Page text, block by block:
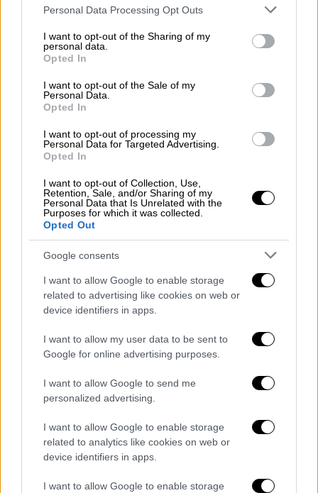
Please note that this website/app uses one or more Google
not limited to your visit or usage behaviour. You may click to
grant or deny consent to Google and its third-party tags to
use your data for below specified purposes in below Google
consent section.
Personal Data Processing Opt Outs
I want to opt-out of the Sharing of my
personal data.
Opted In
I want to opt-out of the Sale of my
Personal Data.
Opted In
I want to opt-out of processing my
Personal Data for Targeted Advertising.
Opted In
I want to opt-out of Collection, Use,
Retention, Sale, and/or Sharing of my
Personal Data that Is Unrelated with the
Purposes for which it was collected.
Opted Out
Google consents
I want to allow Google to enable storage
related to advertising like cookies on web or
device identifiers in apps.
I want to allow my user data to be sent to
Google for online advertising purposes.
I want to allow Google to send me
personalized advertising.
I want to allow Google to enable storage
related to analytics like cookies on web or
device identifiers in apps.
I want to allow Google to enable storage
Χαλκίδας: Ένας 57χρονος νεκρός και
ένας τραυματίας
Χαλκίδα: Ανήλικος οδηγός χωρίς
δίπλωμα παρέσυρε και τραυμάτισε
15χρονο πεζό
Σύμφωνα με τοeviathema.gr, παρά τηνάμεση
επέμβαση των διασωστών, το πλήρωμα του
ασθενοφόρου διαπίστωσε πως ο 35χρονος
ήτανήδη νεκρός
Οι Αρχές έθεσαν ωςπροτεραιότητα την
ολοκλήρωση της διαδικασίας
απόσταση αναπνοήςαπό δημοτικό σχολείο.
Έτσι, η σορόςαπομακρύνθηκε εγκαίρως
αποτρέποντας το ενδεχόμενο να γίνει
μάρτυρας του περιστατικού
Οριστικέςαπαντήσεις για τα αίτια
θανάτου πλέοναναμένεται να δώσει
νεκροψία-νεκροτομή.